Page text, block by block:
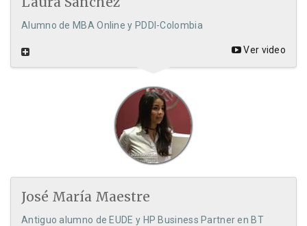
Alumno de MBA Online y PDDI-Colombia
Ver video
José María Maestre
Antiguo alumno de EUDE y HP Business Partner en BT